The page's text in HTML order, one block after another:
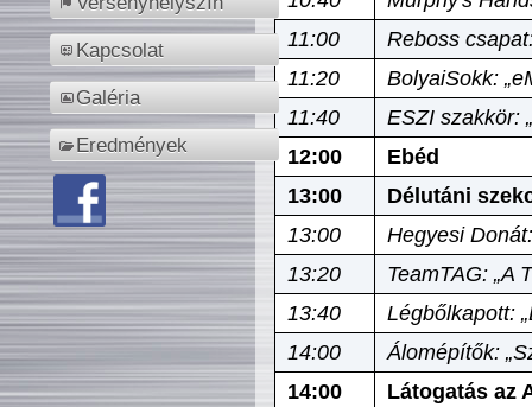
Kapcsolat
Galéria
Eredmények
11:00
Reboss
11:20
BolyaiSokk:
11:40
ESZI szakkör:
12:00
Ebéd
13:00
Délutáni
13:00
Hegyesi
13:20
TeamTAG: „A
13:40
Légbőlkapott:
14:00
Álomépítők:
14:00
Látogatás az